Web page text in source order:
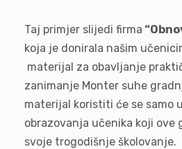
Taj primjer slijedi firma
koja je donirala našim
materijal za obavljanje
zanimanje Monter suhe
materijal koristiti će se samo
obrazovanja učenika koji ove
svoje trogodišnje školovanje.